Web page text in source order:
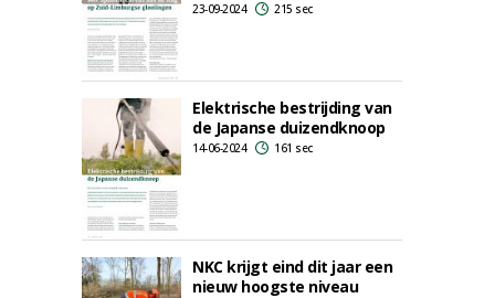
23-09-2024 215 sec
Elektrische bestrijding van
de Japanse duizendknoop
14-06-2024 161 sec
NKC krijgt eind dit jaar een
nieuw hoogste niveau